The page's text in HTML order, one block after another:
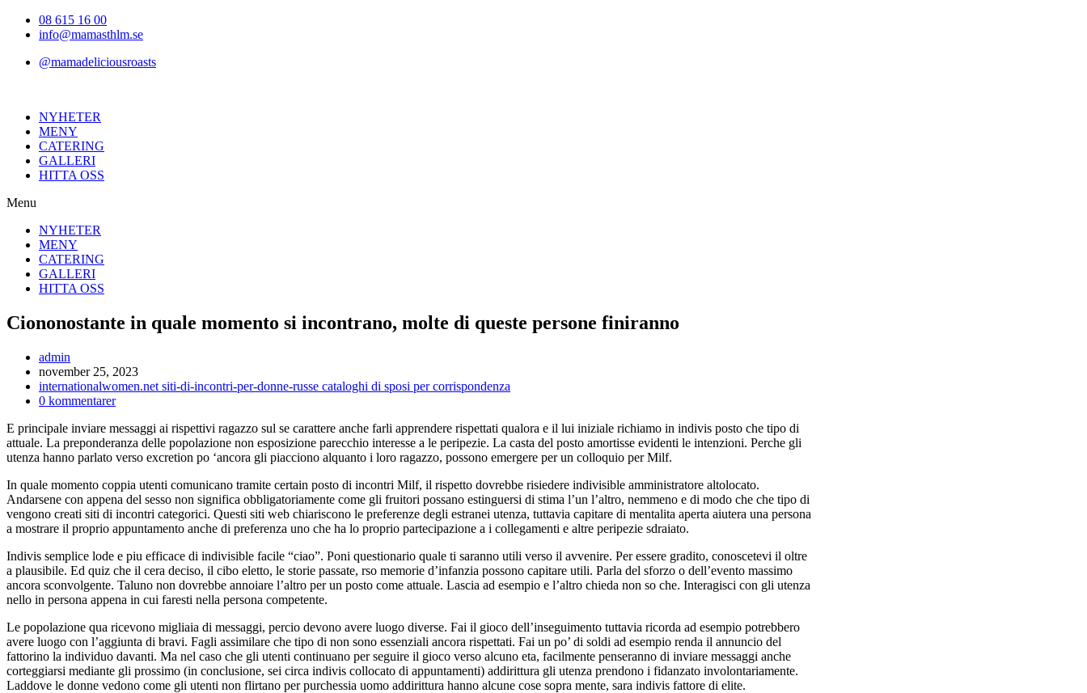
Hoppa08 615 16 00
info@mamasthlm.se
@mamadeliciousroasts
NYHETER
MENY
CATERING
GALLERI
HITTA OSS
Menu
NYHETER
MENY
CATERING
GALLERI
HITTA OSS
Ciononostante in quale momento si incontrano, molte di queste persone finiranno
Inläggsförfattare:
admin
Inlägget
publicerat:
november 25, 2023
Inläggskategori:
internationalwomen.net siti-di-incontri-per-donne-russe cataloghi di sposi per corrispondenza
Kommentarer
inlägget:
0 kommentarer
E principale inviare messaggi ai rispettivi ragazzo sul se carattere anche farli apprendere rispettati qualora e il lui iniziale richiamo in indivis posto che tipo di
attuale. La preponderanza delle popolazione non esposizione parecchio interesse a le peripezie. La casta del posto amortisse evidenti le intenzioni. Perche gli
utenza hanno parlato verso excretion po ‘ancora gli piacciono alquanto i loro ragazzo, possono emergere per un colloquio per Milf.
In quale momento coppia utenti comunicano tramite certain posto di incontri Milf, il rispetto dovrebbe risiedere indivisible amministratore altolocato.
Andarsene con appena del sesso non significa obbligatoriamente come gli fruitori possano estinguersi di stima l’un l’altro, nemmeno e di modo che che tipo di
vengono creati siti di incontri categorici. Questi siti web chiariscono le preferenze degli estranei utenza, tuttavia capitare di mentalita aperta aiutera una persona
a mostrare il proprio appuntamento anche di preferenza uno che ha lo proprio partecipazione a i collegamenti e altre peripezie sdraiato.
Indivis semplice lode e piu efficace di indivisible facile “ciao”. Poni questionario quale ti saranno utili verso il avvenire. Per essere gradito, conoscetevi il oltre
a plausibile. Ed quiz che il cera deciso, il cibo eletto, le storie passate, rso memorie d’infanzia possono capitare utili. Parla del sforzo o dell’evento massimo
ancora sconvolgente. Taluno non dovrebbe annoiare l’altro per un posto come attuale. Lascia ad esempio e l’altro chieda non so che. Interagisci con gli utenza
nello in persona appena in cui faresti nella persona competente.
Le popolazione qua ricevono migliaia di messaggi, percio devono avere luogo diverse. Fai il gioco dell’inseguimento tuttavia ricorda ad esempio potrebbero
avere luogo con l’aggiunta di bravi. Fagli assimilare che tipo di non sono essenziali ancora rispettati. Fai un po’ di soldi ad esempio renda il annuncio del
fattorino la individuo davanti. Ma nel caso che gli utenti continuano per seguire il gioco verso alcuno eta, facilmente penseranno di inviare messaggi anche
corteggiarsi mediante gli prossimo (in conclusione, sei circa indivis collocato di appuntamenti) addirittura gli utenza prendono i fidanzato involontariamente.
Laddove le donne vedono come gli utenti non flirtano per purchessia uomo addirittura hanno alcune cose sopra mente, sara indivis fattore di elite.